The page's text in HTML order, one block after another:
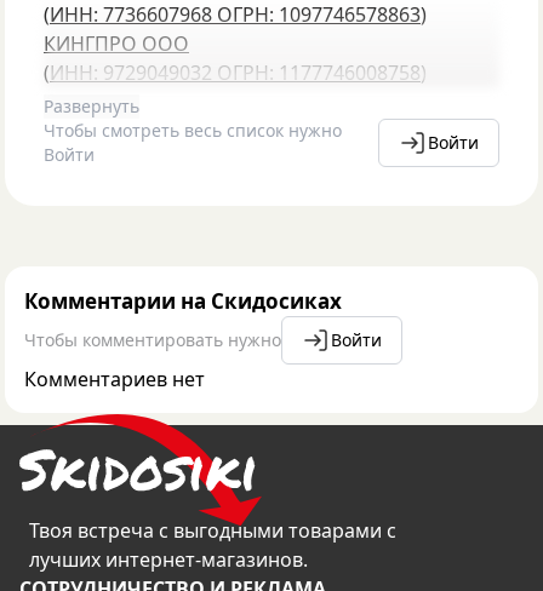
(ИНН: 7736607968 ОГРН: 1097746578863)
КИНГПРО ООО
(ИНН: 9729049032 ОГРН: 1177746008758)
Развернуть
Чтобы смотреть весь список нужно
Войти
Войти
Комментарии на Скидосиках
Чтобы комментировать нужно Войти
Комментариев нет
Твоя встреча с выгодными товарами с
лучших интернет-магазинов.